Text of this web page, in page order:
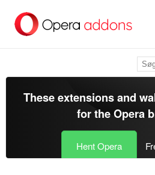
hovedindhold
These extensions and
for theOpera
Hent Opera